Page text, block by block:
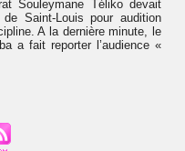
Souleymane Téliko devait
Saint-Louis pour audition
A la dernière minute, le
a fait reporter l’audience «